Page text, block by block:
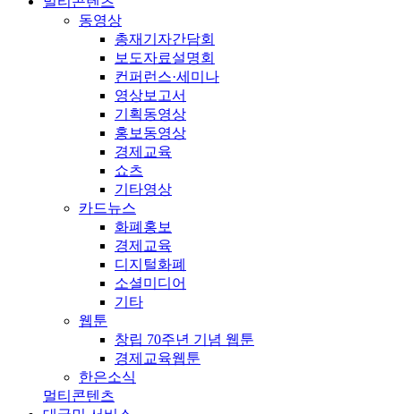
동영상
총재기자간담회
보도자료설명회
컨퍼런스·세미나
영상보고서
기획동영상
홍보동영상
경제교육
쇼츠
기타영상
카드뉴스
화폐홍보
경제교육
디지털화폐
소셜미디어
기타
웹툰
창립 70주년 기념 웹툰
경제교육웹툰
한은소식
멀티콘텐츠